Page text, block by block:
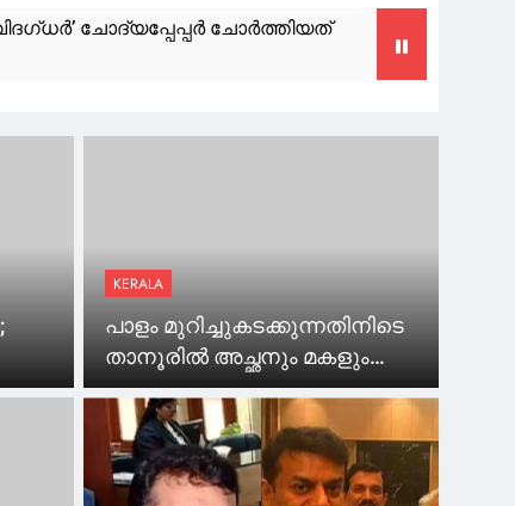
ചോദ്യപ്പേപ്പര്‍ ചോര്‍ത്തിയത്
രാഹുൽ ഗാന്ധിയുടെ വസതിക്ക്
പലക, പാചകം ഉൾപ്പെടെ
KERALA
പാളം മുറിച്ചുകടക്കുന്നതിനിടെ
താനൂരിൽ അച്ഛനും മകളും
ട്രെയിൻ തട്ടി മരിച്ചു